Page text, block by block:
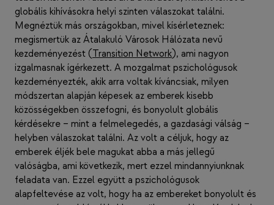
globális kihívásokra helyi szinten válaszokat találni.
Megnéztük más országokban, mivel kísérleteznek:
megismertük az Átalakuló Városok Hálózata nevű
kezdeményezést (Transition Network), ami nagyon
izgalmasnak ígérkezett. A mozgalmat pszichológusok
kezdeményezték, akik arra voltak kíváncsiak, milyen
módszertan alapján képesek az emberek kisebb
közösségekben összefogni, és bonyolult globális
kérdésekre – mint a felmelegedés, a gazdasági válság –
helyben válaszokat találni. Az volt a céljuk, hogy az
emberek éljék bele magukat abba a más jellegű
valóságba, ami következik, mert ezzel mindannyiunknak
feladata van. Ezzel együtt a pszichológusok
alapfeltevése az volt, hogy ha az embereket bonyolult és